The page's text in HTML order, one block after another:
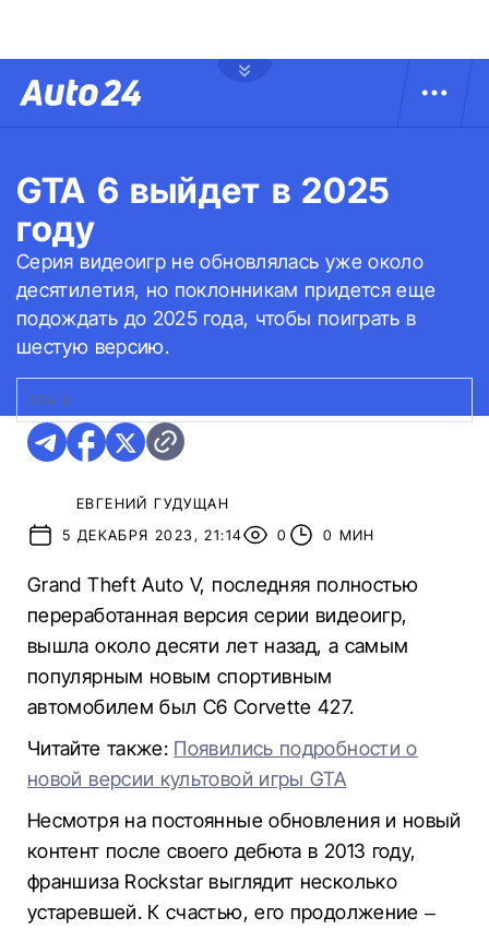
GTA 6 выйдет в 2025
году
Серия видеоигр не обновлялась уже около
десятилетия, но поклонникам придется еще
подождать до 2025 года, чтобы поиграть в
шестую версию.
GTA 6
ЕВГЕНИЙ ГУДУЩАН
5 ДЕКАБРЯ 2023, 21:14
0 0 МИН
Grand Theft Auto V, последняя полностью
переработанная версия серии видеоигр,
вышла около десяти лет назад, а самым
популярным новым спортивным
автомобилем был C6 Corvette 427.
Читайте также: Появились подробности о
новой версии культовой игры GTA
Несмотря на постоянные обновления и новый
контент после своего дебюта в 2013 году,
франшиза Rockstar выглядит несколько
устаревшей. К счастью, его продолжение –